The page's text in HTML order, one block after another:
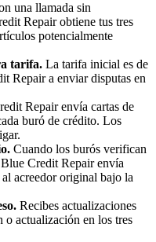
una llamada sin
Repair obtiene tus tres
potencialmente
tarifa. La tarifa inicial es de
Repair a enviar disputas en
Repair envía cartas de
buró de crédito. Los
Cuando los burós verifican
Credit Repair envía
al acreedor original bajo la
Recibes actualizaciones
o actualización en los tres